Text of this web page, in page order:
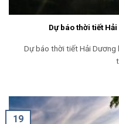
Dự báo thời tiết
Dự báo thời tiết Hải
19